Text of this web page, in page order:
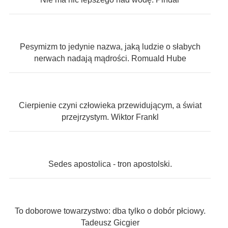
Pesymizm to jedynie nazwa, jaką ludzie o słabych
nerwach nadają mądrości. Romuald Hube
Cierpienie czyni człowieka przewidującym, a świat
przejrzystym. Wiktor Frankl
Sedes apostolica - tron apostolski.
To doborowe towarzystwo: dba tylko o dobór płciowy.
Tadeusz Gicgier